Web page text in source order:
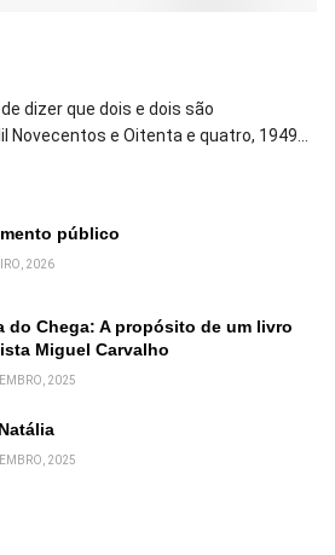
dizer que dois e dois são
Novecentos e Oitenta e quatro, 1949...
público
2026
do Chega: A propósito de um livro
Miguel Carvalho
2025
2025